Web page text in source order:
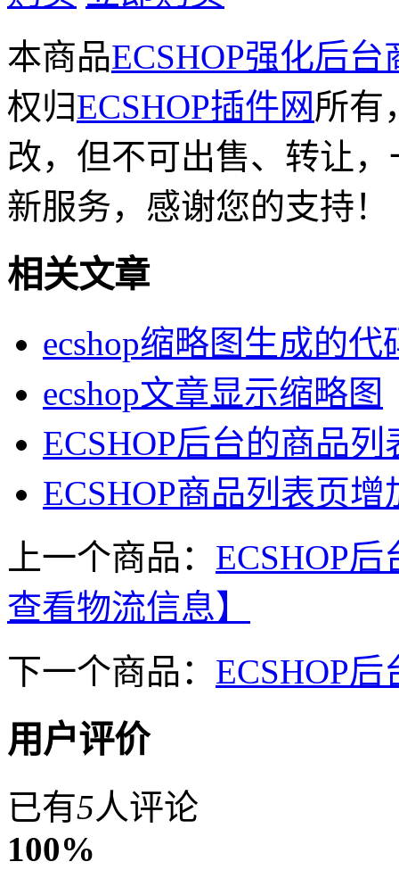
本商品ECSHOP强化后
权归ECSHOP插件网所有
改，但不可出售、转让
新服务，感谢您的支持！
相关文章
ecshop缩略图生成的代
ecshop文章显示缩略图
ECSHOP后台的商品
ECSHOP商品列表页
上一个商品： ECSHOP
查看物流信息】
下一个商品： ECSHOP
用户评价
已有5人评论
100%